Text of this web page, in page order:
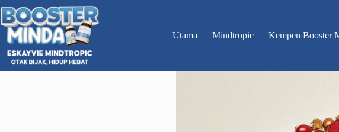
Skip
to
content
Utama
Mindtropic Kempen Booster